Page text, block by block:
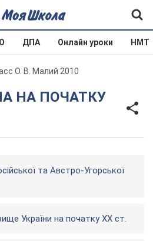
ДПА Онлайн уроки НМТ
О. В. Малий 2010
та Австро-Угорської
України на початку XX ст.